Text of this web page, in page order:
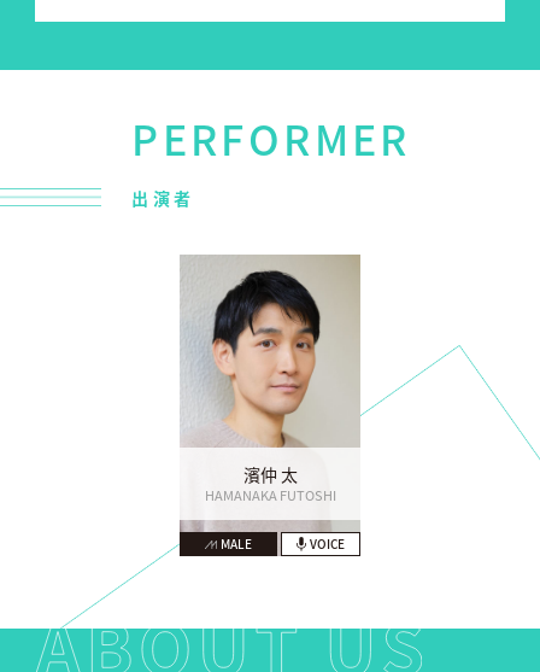
PERFORMER
出演者
濱仲 太
HAMANAKA FUTOSHI
MALE VOICE